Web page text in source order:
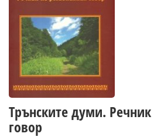
Трънските думи.
говор